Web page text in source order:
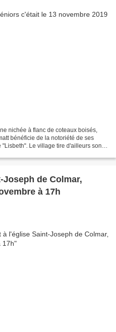
nichée à flanc de coteaux boisés,
bénéficie de la notoriété de ses
Le village tire d'ailleurs son
de Colmar,
à 17h